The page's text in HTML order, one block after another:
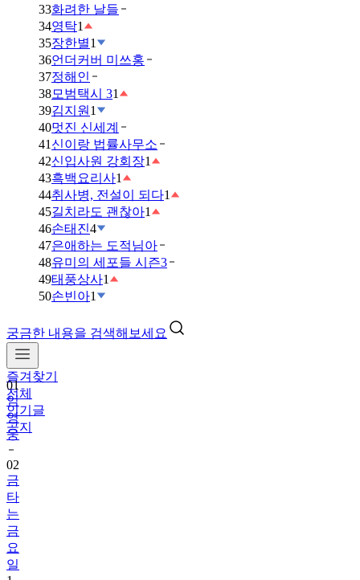
33화려한 날들
34영탁1
35장한별1
36언더커버 미쓰홍
37정해인
38모범택시 31
39김지원 1
40멋진 신세계
41 신이랑 법률사무소
42신입사원 강회장1
43흑백요리사1
44취사병, 전설이 되다1
45길치라도 괜찮아1
46손태진4
47은애하는 도적님아
48유미의 세포들 시즌3
49태풍상사1
50손빈아1
궁금한 내용을 검색해보세요
즐겨찾기
전체
인기글
공지
01
임
영
웅
02
금
타
는
금
요
일